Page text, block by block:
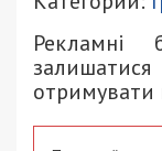
отримувати